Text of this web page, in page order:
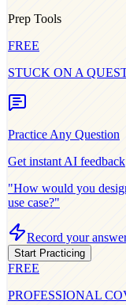
Prep Tools
FREE
STUCK ON A
Practice Any Question
Get instant AI feedback
"How would you
use case?"
Record your
Start Practicing
FREE
PROFESSIONAL